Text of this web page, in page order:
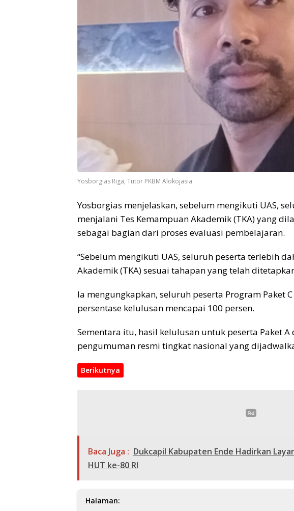
Yosborgias Riga, Tutor PKBM Alokojasia
Yosborgias menjelaskan, sebelum mengikuti UAS,
menjalani Tes Kemampuan Akademik (TKA) yang
sebagai bagian dari proses evaluasi pembelajaran.
“Sebelum mengikuti UAS, seluruh peserta terlebih
Akademik (TKA) sesuai tahapan yang telah
Ia mengungkapkan, seluruh peserta Program Paket
persentase kelulusan mencapai 100 persen.
Sementara itu, hasil kelulusan untuk peserta Paket A
pengumuman resmi tingkat nasional yang
Berikutnya
Baca Juga : Dukcapil Kabupaten Ende Hadirkan
HUT ke-80 RI
Halaman: